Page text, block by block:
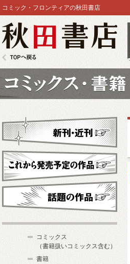
コミック・フロンティアの秋田書店
新刊・近刊
これから発売予定
コミックス
（書籍扱いコミックス含む）
書籍